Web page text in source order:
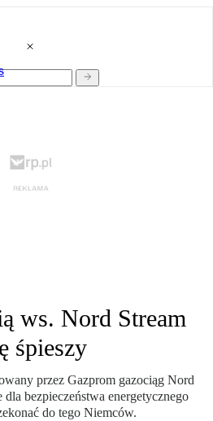
ws. Nord Stream
śpieszy
przez Gazprom gazociąg Nord
bezpieczeństwa energetycznego
do tego Niemców.